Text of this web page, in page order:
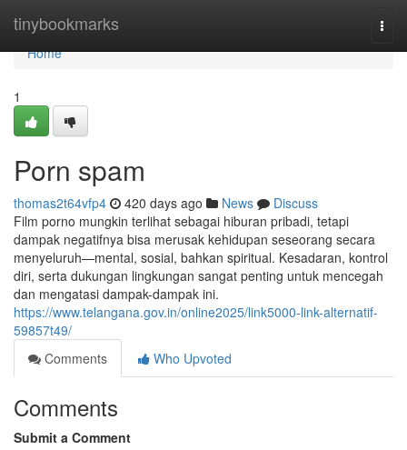
tinybookmarks
Home
Home
1
Porn spam
thomas2t64vfp4 420 days ago News
Discuss
Film porno mungkin terlihat sebagai hiburan pribadi, tetapi
dampak negatifnya bisa merusak kehidupan seseorang secara
menyeluruh—mental, sosial, bahkan spiritual. Kesadaran, kontrol
diri, serta dukungan lingkungan sangat penting untuk mencegah
dan mengatasi dampak-dampak ini.
https://www.telangana.gov.in/online2025/link5000-link-alternatif-
59857t49/
Comments
Who Upvoted
Comments
Submit a Comment